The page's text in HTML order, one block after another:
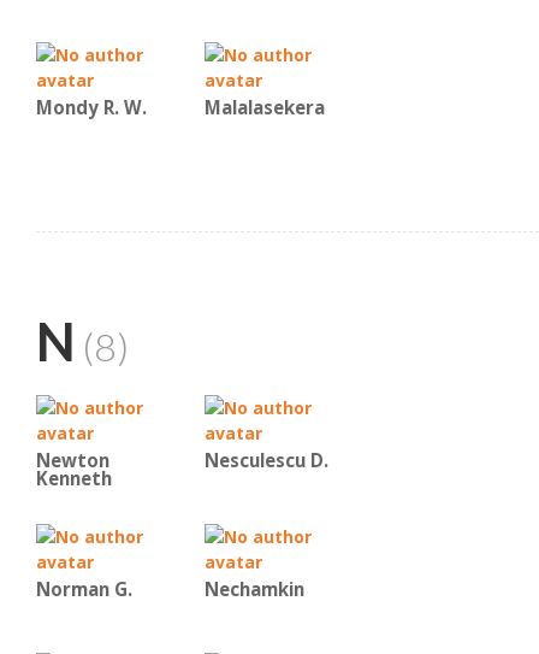
Mondy R. W. Malalasekera
N (8)
Newton
Kenneth
Nesculescu D.
Norman G. Nechamkin